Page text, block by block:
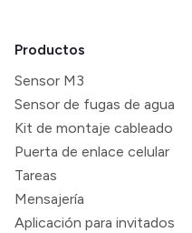
Productos
Sensor M3
Sensor de fugas de agua
Kit de montaje cableado
Puerta de enlace celular
Tareas
Mensajería
Aplicación para invitados